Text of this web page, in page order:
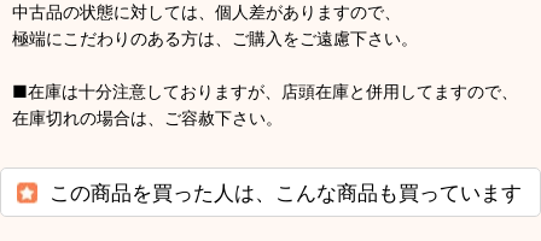
中古品の状態に対しては、個人差がありますので、
極端にこだわりのある方は、ご購入をご遠慮下さい。
■在庫は十分注意しておりますが、店頭在庫と併用してますので、
在庫切れの場合は、ご容赦下さい。
この商品を買った人は、こんな商品も買っています